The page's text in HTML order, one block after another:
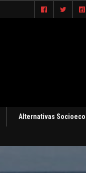
Alternativas